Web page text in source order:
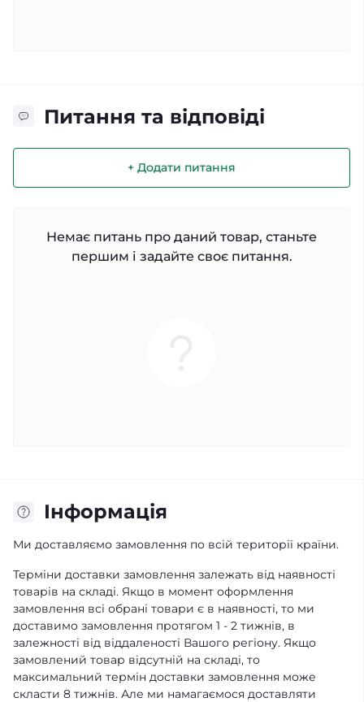
Питання та відповіді
+ Додати питання
Немає питань про даний товар, станьте
першим і задайте своє питання.
Iнформація
Ми доставляємо замовлення по всій території країни.
Терміни доставки замовлення залежать від наявності
товарів на складі. Якщо в момент оформлення
замовлення всі обрані товари є в наявності, то ми
доставимо замовлення протягом 1 - 2 тижнів, в
залежності від віддаленості Вашого регіону. Якщо
замовлений товар відсутній на складі, то
максимальний термін доставки замовлення може
скласти 8 тижнів. Але ми намагаємося доставляти